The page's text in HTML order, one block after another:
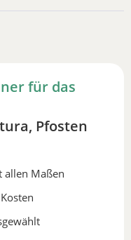
für das
Pfosten
allen Maßen